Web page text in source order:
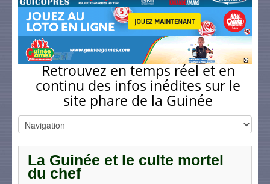
Retrouvez en temps réel et en
continu des infos inédites sur le
site phare de la Guinée
La Guinée et le culte mortel
du chef